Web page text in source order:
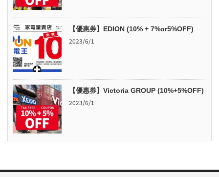
【優惠券】EDION (10% + 7%or5%OFF)
2023/6/1
【優惠券】Victoria GROUP (10%+5%OFF)
2023/6/1